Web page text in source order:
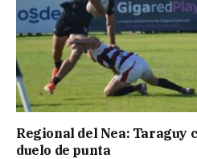
Regional del Nea: Taraguy
duelo de punta